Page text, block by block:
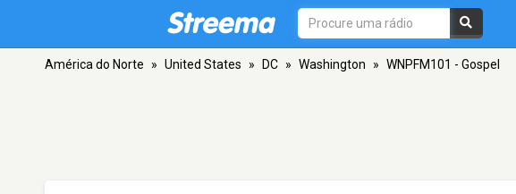
América do Norte » United States » DC » Washington » WNPFM101 - Gospel